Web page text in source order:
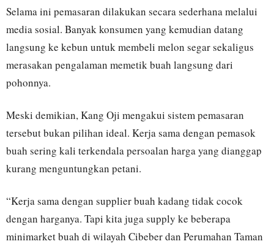
Selama ini pemasaran dilakukan secara sederhana melalui
media sosial. Banyak konsumen yang kemudian datang
langsung ke kebun untuk membeli melon segar sekaligus
merasakan pengalaman memetik buah langsung dari
pohonnya.
Meski demikian, Kang Oji mengakui sistem pemasaran
tersebut bukan pilihan ideal. Kerja sama dengan pemasok
buah sering kali terkendala persoalan harga yang dianggap
kurang menguntungkan petani.
“Kerja sama dengan supplier buah kadang tidak cocok
dengan harganya. Tapi kita juga supply ke beberapa
minimarket buah di wilayah Cibeber dan Perumahan Taman